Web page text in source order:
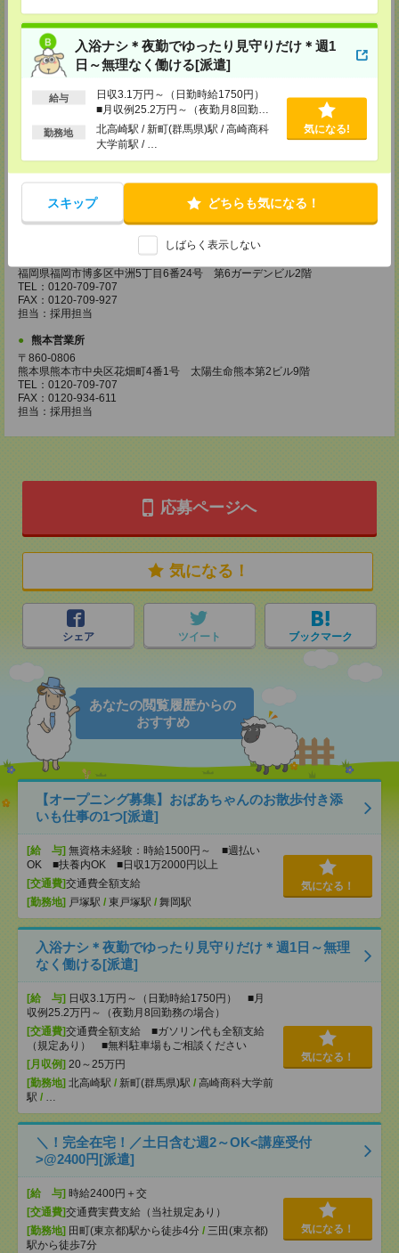
入浴ナシ＊夜勤でゆったり見守りだけ＊週1
日～無理なく働ける[派遣]
給与
日収3.1万円～（日勤時給1750円）
■月収例25.2万円～（夜勤月8回勤務
の場合）
勤務地
北高崎駅 / 新町(群馬県)駅 / 高崎商科
大学前駅 / …
気になる!
スキップ どちらも気になる！
しばらく表示しない
担当：採用担当
広島営業所
〒730-0031
広島県広島市中区紙屋町2丁目1番地22号 広島興銀ビル11階
TEL：0120-709-707
FAX：0120-934-504
〒790-0003
愛媛県松山市三番町7丁目1番地21号 ジブラルタ生命松山ビル8階
FAX：0120-709-890
福岡県福岡市博多区中洲5丁目6番24号 第6ガーデンビル2階
TEL：0120-709-707
FAX：0120-709-927
担当：採用担当
熊本営業所
〒860-0806
熊本県熊本市中央区花畑町4番1号 太陽生命熊本第2ビル9階
TEL：0120-709-707
FAX：0120-934-611
担当：採用担当
応募ページへ
気になる！
シェア ツイート ブックマーク
あなたの閲覧履歴からの
おすすめ
【オープニング募集】おばあちゃんのお散歩付き添
いも仕事の1つ[派遣]
[給 与] 無資格未経験：時給1500円～ ■週払い
OK ■扶養内OK ■日収1万2000円以上
[交通費]交通費全額支給
[勤務地] 戸塚駅 / 東戸塚駅 / 舞岡駅
気になる！
入浴ナシ＊夜勤でゆったり見守りだけ＊週1日～無理
なく働ける[派遣]
[給 与] 日収3.1万円～（日勤時給1750円） ■月
収例25.2万円～（夜勤月8回勤務の場合）
[交通費]交通費全額支給 ■ガソリン代も全額支給
（規定あり） ■無料駐車場もご相談ください
[月収例] 20～25万円
[勤務地] 北高崎駅 / 新町(群馬県)駅 / 高崎商科大学前
駅 / …
気になる！
＼！完全在宅！／土日含む週2～OK<講座受付
>@2400円[派遣]
[給 与] 時給2400円＋交
[交通費]交通費実費支給（当社規定あり）
[勤務地] 田町(東京都)駅から徒歩4分 / 三田(東京都)
駅から徒歩7分
気になる！